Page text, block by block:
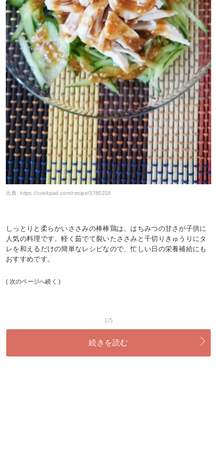
出典:https://cookpad.com/recipe/3780218
しっとりと柔らかいささみの棒棒鶏は、はちみつの甘さが子供に
人気の料理です。軽く茹でて裂いたささみと千切りきゅうりにタ
レを和えるだけの簡単なレシピなので、忙しい日の栄養補給にも
おすすめです。
( 次のページへ続く )
1/5
続きを読む